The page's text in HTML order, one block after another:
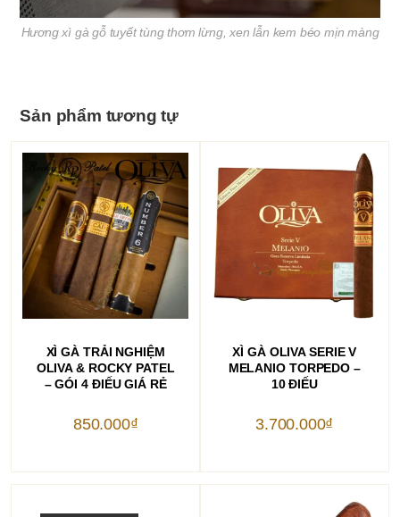
Hương xì gà gỗ tuyết tùng thơm lừng, xen lẫn kem béo mịn màng
Sản phẩm tương tự
THÊM VÀO GIỎ HÀNG
XÌ GÀ TRẢI NGHIỆM
OLIVA & ROCKY PATEL
– GÓI 4 ĐIẾU GIÁ RẺ
850.000₫
THÊM VÀO GIỎ HÀNG
XÌ GÀ OLIVA SERIE V
MELANIO TORPEDO –
10 ĐIẾU
3.700.000₫